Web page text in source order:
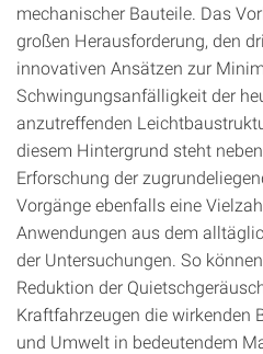
mechanischer Bauteile. Das
großen Herausforderung, den
innovativen Ansätzen zur
Schwingungsanfälligkeit der
anzutreffenden
diesem Hintergrund steht
Erforschung der
Vorgänge ebenfalls eine
Anwendungen aus dem
der Untersuchungen. So
Reduktion der
Kraftfahrzeugen die wirkenden
und Umwelt in bedeutendem